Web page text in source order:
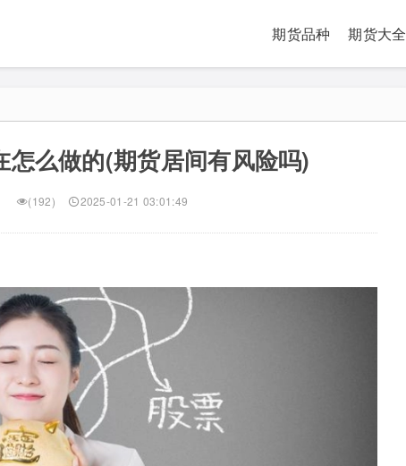
期货品种 期货大全
么做的(期货居间有风险吗)
(192) 2025-01-21 03:01:49